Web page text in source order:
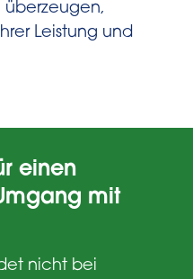
überzeugen,
Leistung und
einen
mit
nicht bei